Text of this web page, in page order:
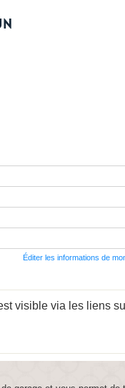
Éditer les informations de
visible via les liens